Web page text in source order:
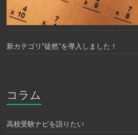
新カテゴリ”徒然”を導入しました！
コラム
高校受験ナビを語りたい